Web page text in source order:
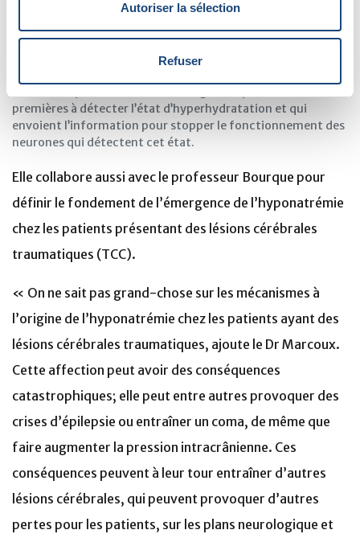
Autoriser la sélection
Refuser
Neurones détectant l’hydratation (en rouge) et les cellules
premières à détecter l’état d’hyperhydratation et qui
envoient l’information pour stopper le fonctionnement des
neurones qui détectent cet état.
Elle collabore aussi avec le professeur Bourque pour
définir le fondement de l’émergence de l’hyponatrémie
chez les patients présentant des lésions cérébrales
traumatiques (TCC).
« On ne sait pas grand-chose sur les mécanismes à
l’origine de l’hyponatrémie chez les patients ayant des
lésions cérébrales traumatiques, ajoute le Dr Marcoux.
Cette affection peut avoir des conséquences
catastrophiques; elle peut entre autres provoquer des
crises d’épilepsie ou entraîner un coma, de même que
faire augmenter la pression intracrânienne. Ces
conséquences peuvent à leur tour entraîner d’autres
lésions cérébrales, qui peuvent provoquer d’autres
pertes pour les patients, sur les plans neurologique et